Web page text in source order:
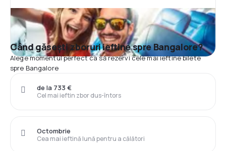
Când găsești zboruri ieftine spre Bangalore?
Alege momentul perfect ca să rezervi cele mai ieftine bilete
spre Bangalore
Cel mai ieftin zbor dus-întors
de la 733 €
Cea mai ieftină lună pentru a călători
Octombrie